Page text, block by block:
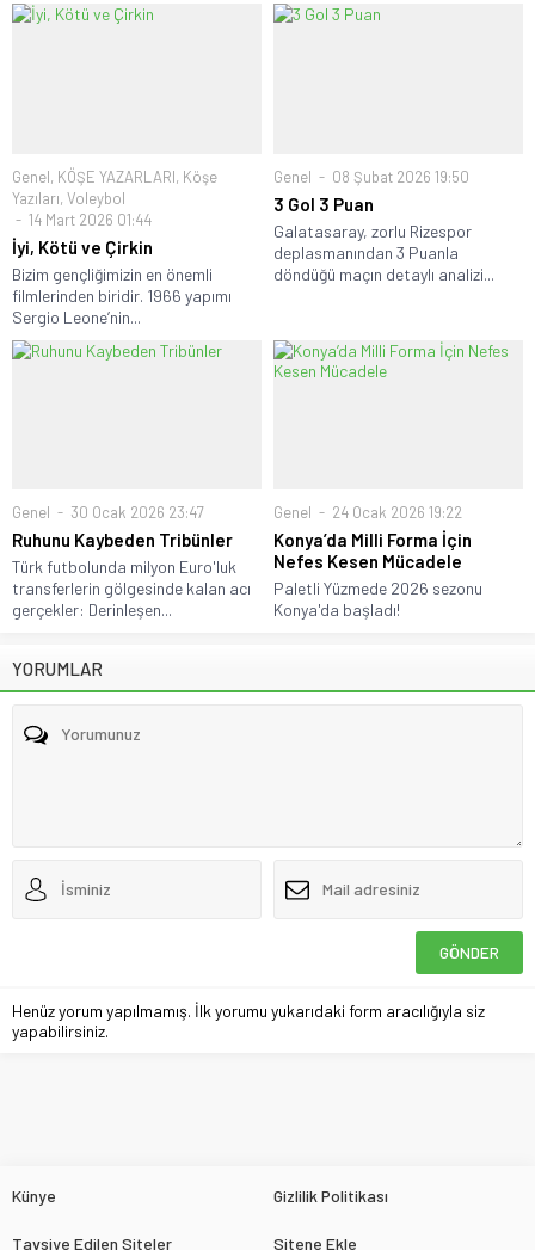
Genel, KÖŞE YAZARLARI, Köşe
Yazıları, Voleybol
14 Mart 2026 01:44
İyi, Kötü ve Çirkin
Bizim gençliğimizin en önemli
filmlerinden biridir. 1966 yapımı
Sergio Leone’nin...
Genel 08 Şubat 2026 19:50
3 Gol 3 Puan
Galatasaray, zorlu Rizespor
deplasmanından 3 Puanla
döndüğü maçın detaylı analizi...
Genel 30 Ocak 2026 23:47
Ruhunu Kaybeden Tribünler
Türk futbolunda milyon Euro'luk
transferlerin gölgesinde kalan acı
gerçekler: Derinleşen...
Genel 24 Ocak 2026 19:22
Konya’da Milli Forma İçin
Nefes Kesen Mücadele
Paletli Yüzmede 2026 sezonu
Konya'da başladı!
YORUMLAR
Henüz yorum yapılmamış. İlk yorumu yukarıdaki form aracılığıyla siz
yapabilirsiniz.
Künye Gizlilik Politikası
Tavsiye Edilen Siteler Sitene Ekle